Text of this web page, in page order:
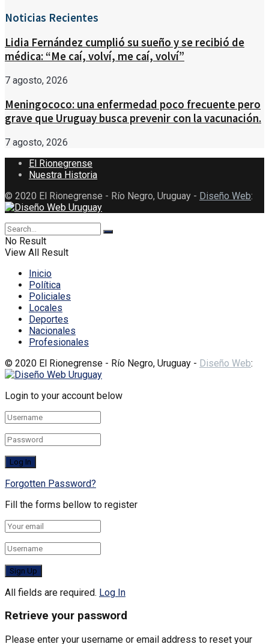
Noticias Recientes
Lidia Fernández cumplió su sueño y se recibió de
médica: “Me caí, volví, me caí, volví”
7 agosto, 2026
Meningococo: una enfermedad poco frecuente pero
grave que Uruguay busca prevenir con la vacunación.
7 agosto, 2026
El Rionegrense
Nuestra Historia
© 2020 El Rionegrense - Río Negro, Uruguay - Diseño Web:
No Result
View All Result
Inicio
Política
Policiales
Locales
Deportes
Nacionales
Profesionales
© 2020 El Rionegrense - Río Negro, Uruguay - Diseño Web:
Login to your account below
Forgotten Password?
Fill the forms bellow to register
All fields are required. Log In
Retrieve your password
Please enter your username or email address to reset your